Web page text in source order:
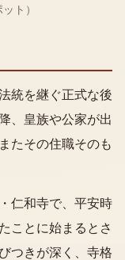
ト）
統を継ぐ正式な後
、皇族や公家が出
たその住職そのも
仁和寺で、平安時
ことに始まるとさ
つきが深く、寺格